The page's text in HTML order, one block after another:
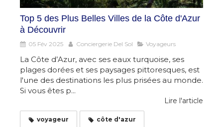
Top 5 des Plus Belles Villes de la Côte d'Azur
à Découvrir
05 Fév 2025 Conciergerie Del Sol Voyageurs
La Côte d’Azur, avec ses eaux turquoise, ses
plages dorées et ses paysages pittoresques, est
l'une des destinations les plus prisées au monde.
Si vous êtes p...
Lire l'article
voyageur côte d'azur